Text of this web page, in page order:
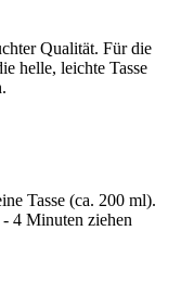
Qualität. Für die
helle, leichte Tasse
Tasse (ca. 200 ml).
4 Minuten ziehen